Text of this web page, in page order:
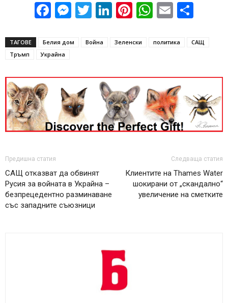
Facebook
Messenger
Twitter
LinkedIn
Pinterest
WhatsApp
Email
ТАГОВЕ Белия дом Война Зеленски политика
САЩ
Тръмп
Украйна
Предишна статия
САЩ отказват да обвинят
Русия за войната в Украйна –
безпрецедентно разминаване
със западните съюзници
Следваща статия
Клиентите на Thames Water
шокирани от „скандално“
увеличение на сметките